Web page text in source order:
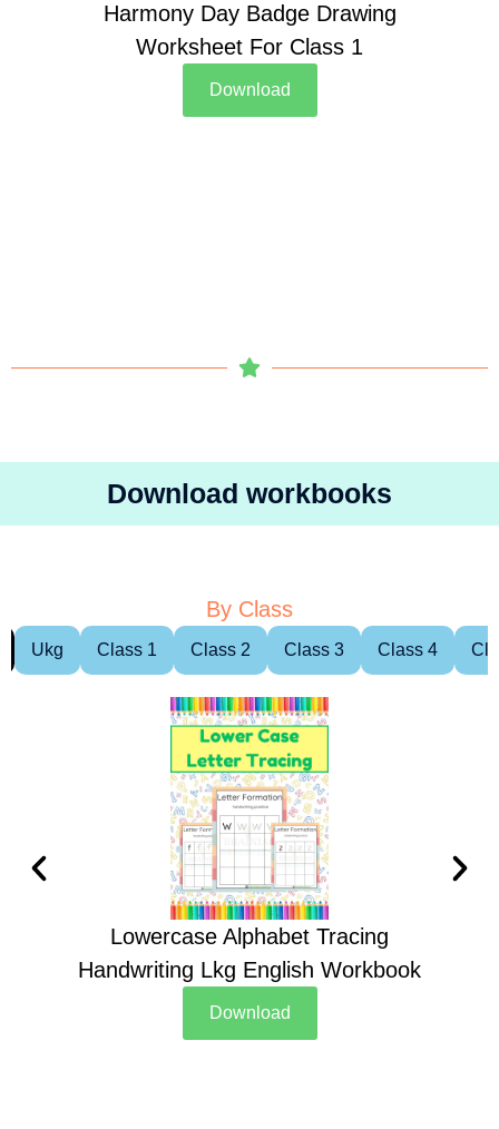
Harmony Day Badge Drawing
Worksheet For Class 1
Download
Download workbooks
By Class
Ukg Class 1 Class 2 Class 3 Class 4
Lowercase Alphabet Tracing
Handwriting Lkg English Workbook
Download